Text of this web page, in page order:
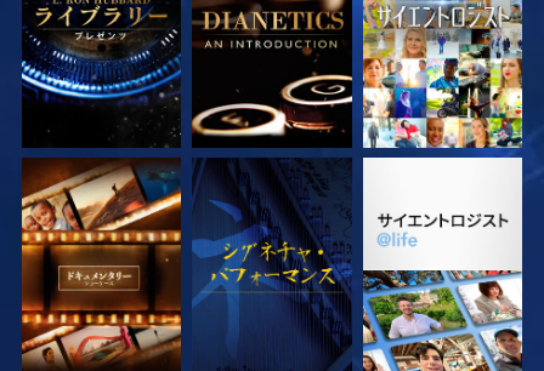
シリーズを探求 観る シリーズを探求